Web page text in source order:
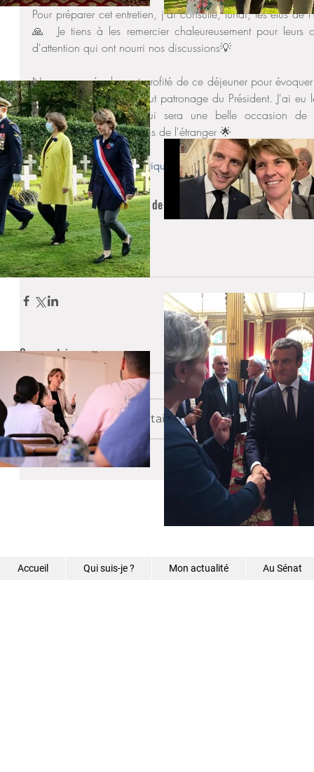
Pour préparer cet entretien, j'ai consulté, lundi, les élus de
🙏  Je tiens à les remercier chaleureusement pour leurs
d'attention qui ont nourri nos discussions💡
Nous avons également profité de ce déjeuner pour
qui se tiendra sous le haut patronage du Président. J'ai
prévue le 13 mars, qui sera une belle occasion de
l'engagement des Français de l'étranger 🌟
#France #Dialogue #PolitiquesPubliques
©Sarah Steck/ Présidence de la République
Actualités
Gouvernement
Sénat
Commentaires
Rédigez un commentaire...
Accueil Qui suis-je ? Mon actualité Au Sénat